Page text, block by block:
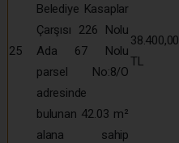
25
Belediye Kasaplar
Çarşısı 226 Nolu
Ada 67 Nolu
parsel No:8/O
adresinde
bulunan 42.03 m²
alana sahip
38.400,00
TL